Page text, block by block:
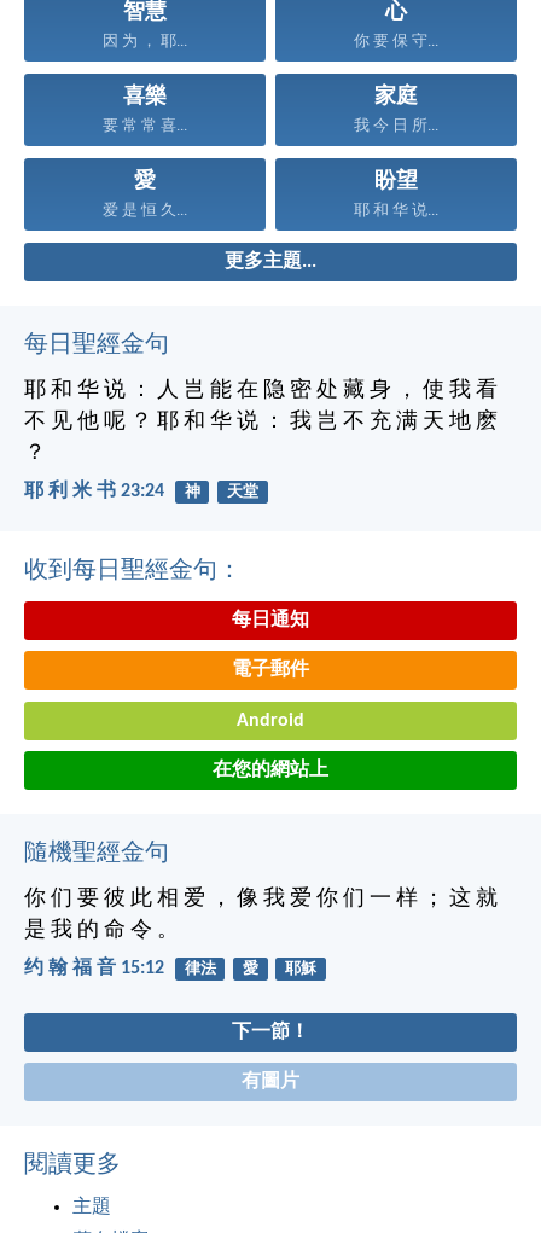
智慧
因 为 ， 耶...
心
你 要 保 守...
喜樂
要 常 常 喜...
家庭
我 今 日 所...
愛
爱 是 恒 久...
盼望
耶 和 华 说...
更多主題...
每日聖經金句
耶 和 华 说 ： 人 岂 能 在 隐 密 处 藏 身 ， 使 我 看
不 见 他 呢 ？ 耶 和 华 说 ： 我 岂 不 充 满 天 地 麽
？
耶 利 米 书 23:24 神 天堂
收到每日聖經金句：
每日通知
電子郵件
Android
在您的網站上
隨機聖經金句
你 们 要 彼 此 相 爱 ， 像 我 爱 你 们 一 样 ； 这 就
是 我 的 命 令 。
约 翰 福 音 15:12 律法 愛 耶穌
下一節！
有圖片
閱讀更多
主題